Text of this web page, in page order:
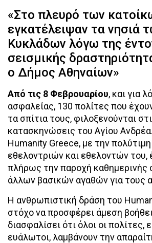
«Στο πλευρό των
εγκατέλειψαν τα νησιά
Κυκλάδων λόγω της
σεισμικής
ο Δήμος Αθηναίων»
Από τις 8 Φεβρουαρίου, και για
ασφαλείας, 130 πολίτες που
τα σπίτια τους, φιλοξενούνται
κατασκηνώσεις του Αγίου
Humanity Greece, με την
εθελοντριών και εθελοντών του,
πλήρως την παροχή καθημερινής
άλλων βασικών αγαθών για τους
Η ανθρωπιστική δράση του
στόχο να προσφέρει άμεση
διασφαλίσει ότι όλοι οι πολίτες,
ευάλωτοι, λαμβάνουν την